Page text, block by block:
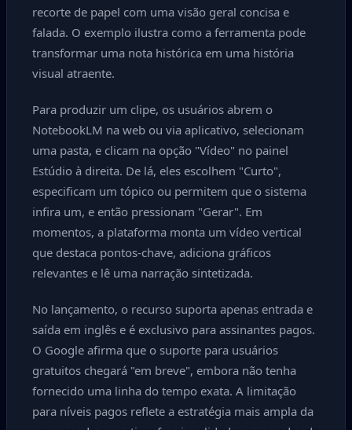
recorte de papel com uma visão geral concisa e
falada. O exemplo ilustra como a ferramenta pode
transformar uma nota histórica em uma história
visual atraente.
Para produzir um clipe, os usuários abrem o
NotebookLM na web ou via aplicativo, selecionam
uma pasta, e clicam na opção "Vídeo" no painel
Estúdio à direita. De lá, eles escolhem "Curto",
especificam um tópico ou permitem que o sistema
infira um, e então pressionam "Gerar". Em
momentos, a plataforma monta um vídeo vertical
que destaca pontos-chave, adiciona gráficos
relevantes e lê uma narração sintetizada.
No lançamento, o recurso suporta apenas entrada e
saída em inglês e é exclusivo para assinantes pagos.
O Google afirma que o suporte para usuários
gratuitos chegará "em breve", embora não tenha
fornecido uma linha do tempo exata. A limitação
para níveis pagos reflete a estratégia mais ampla da